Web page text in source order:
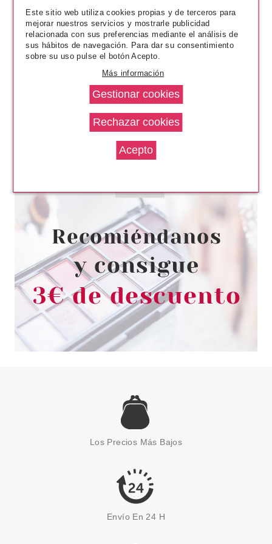
ETHANOL 400 ML
-74%
desde
1.55€
BABARIA
BABARIA GEL DE MANOS
HIGIENIZANTE 70% ALCOHOL
300 ML
1.25€
Los Precios Más Bajos
Envío En 24 H
Este sitio web utiliza cookies propias y de terceros para
mejorar nuestros servicios y mostrarle publicidad
relacionada con sus preferencias mediante el análisis de
sus hábitos de navegación. Para dar su consentimiento
sobre su uso pulse el botón Acepto.
Más información